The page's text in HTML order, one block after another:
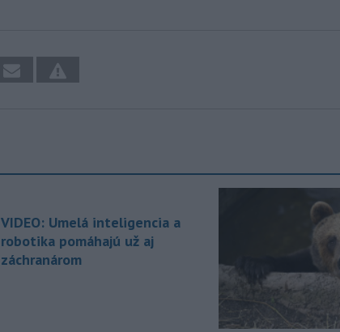
VIDEO: Umelá inteligencia a
robotika pomáhajú už aj
záchranárom